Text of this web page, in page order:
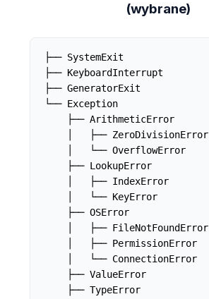
(wybrane)
├── SystemExit
├── KeyboardInterrupt
├── GeneratorExit
└── Exception
    ├── ArithmeticError
    │   ├── ZeroDivisionError
    │   └── OverflowError
    ├── LookupError
    │   ├── IndexError
    │   └── KeyError
    ├── OSError
    │   ├── FileNotFoundError
    │   ├── PermissionError
    │   └── ConnectionError
    ├── ValueError
    ├── TypeError